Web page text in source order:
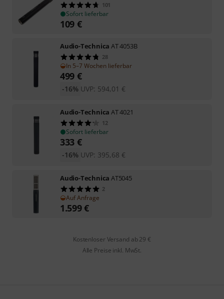
101
Sofort lieferbar
109 €
Audio-Technica AT 4053B
28
In 5–7 Wochen lieferbar
499 €
UVP: 594,01 €
-16%
Audio-Technica AT 4021
12
Sofort lieferbar
333 €
UVP: 395,68 €
-16%
Audio-Technica AT5045
2
Auf Anfrage
1.599€
Kostenloser Versand ab 29 €
Alle Preise inkl. MwSt.